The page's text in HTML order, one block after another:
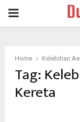
PRIMARY
Home Kelebihan
Tag:
Kereta